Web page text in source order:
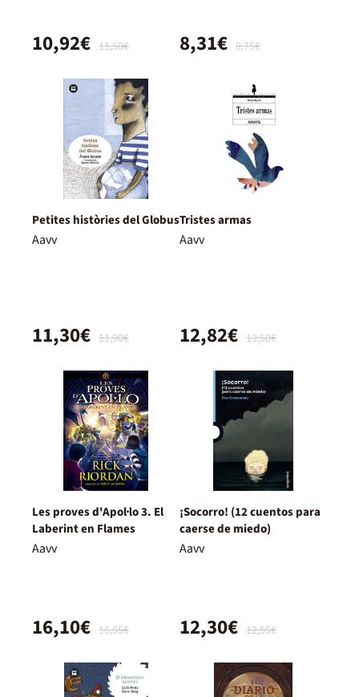
11,50€
10,92€ 8,75€
8,31€
Petites històries del Globus
Aavv
11,90€
11,30€
Tristes armas
Aavv
13,50€
12,82€
Les proves d'Apol·lo 3. El
Laberint en Flames
Aavv
16,95€
16,10€
¡Socorro! (12 cuentos para
caerse de miedo)
Aavv
12,95€
12,30€